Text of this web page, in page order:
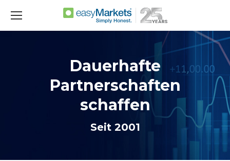
Dauerhafte
Partnerschaften
schaffen
Seit 2001